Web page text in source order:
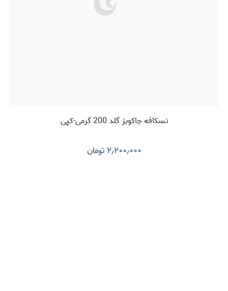
نسکافه جاکوبز گلد 200 گرمی-کپی
۲٫۲۰۰٫۰۰۰ تومان